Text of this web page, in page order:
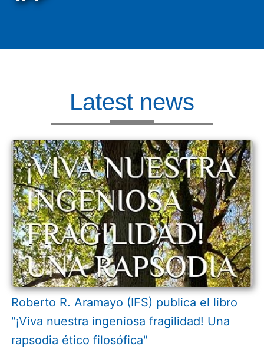
Latest news
Roberto R. Aramayo (IFS) publica el libro
"¡Viva nuestra ingeniosa fragilidad! Una
rapsodia ético filosófica"